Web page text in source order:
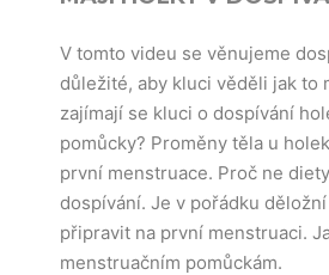
V tomto videu se věnujeme
důležité, aby kluci věděli jak to
zajímají se kluci o dospívání
pomůcky? Proměny těla u
první menstruace. Proč ne
dospívání. Je v pořádku
připravit na první menstruaci.
menstruačním pomůckám.